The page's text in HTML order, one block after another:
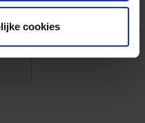
cookies Eigen foto’s